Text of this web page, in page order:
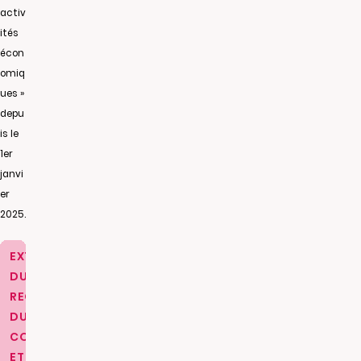
activ
ités
écon
omiq
ues »
depu
is le
1er
janvi
er
2025.
EXTRAIT
DU
REGISTRE
DU
COMMERCE
ET